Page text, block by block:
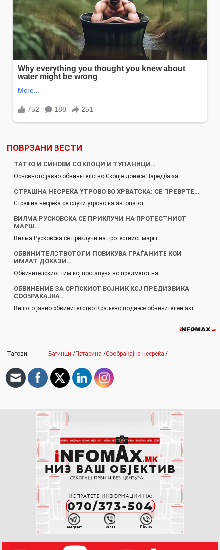
ПОВРЗАНИ ВЕСТИ
ТАТКО И СИНОВИ СО КЛОЦИ И ТУПАНИЦИ…
Основното јавно обвинителство Скопје донесе Наредба за…
СТРАШНА НЕСРЕЌА УТРОВО ВО ХРВАТСКА: СЕ ПРЕВРТЕ…
Страшна несреќа се случи утрово на автопатот…
ВИЛМА РУСКОВСКА СЕ ПРИКЛУЧИ НА ПРОТЕСТНИОТ
МАРШ…
Вилма Русковска се приклучи на протестниот марш…
ОБВИНИТЕЛСТВОТО ГИ ПОВИКУВА ГРАЃАНИТЕ КОИ
ИМААТ ДОКАЗИ…
Обвинителскиот тим кој постапува во предметот на…
ОБВИНЕНИЕ ЗА СРПСКИОТ ВОЈНИК КОЈ ПРЕДИЗВИКА
СООБРАЌАЈКА…
Вишото јавно обвинителство Краљево поднесе обвинителен акт…
Тагови: Батинци /Патарина /Сообраќајна несреќа /